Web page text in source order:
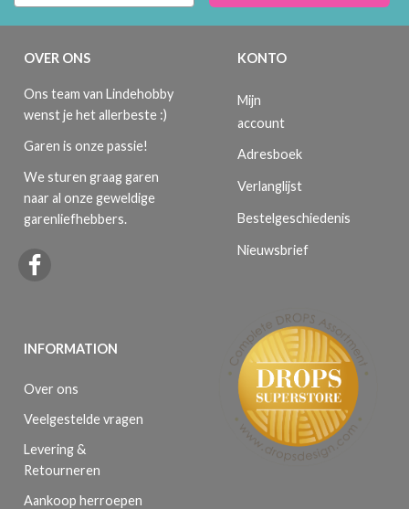
OVER ONS
Ons team van Lindehobby
wenst je het allerbeste :)
Garen is onze passie!
We sturen graag garen
naar al onze geweldige
garenliefhebbers.
INFORMATION
Over ons
Veelgestelde vragen
Levering &
Retourneren
Aankoop herroepen
KONTO
Mijn
account
Adresboek
Verlanglijst
Bestelgeschiedenis
Nieuwsbrief